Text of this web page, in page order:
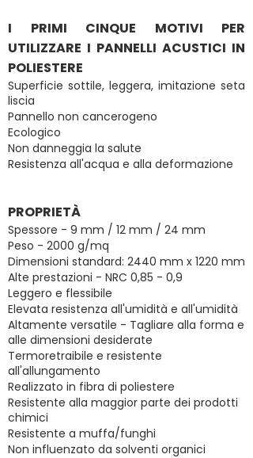
I PRIMI CINQUE MOTIVI PER
UTILIZZARE I PANNELLI ACUSTICI IN
POLIESTERE
Superficie sottile, leggera, imitazione seta
liscia
Pannello non cancerogeno
Ecologico
Non danneggia la salute
Resistenza all'acqua e alla deformazione
PROPRIETÀ
Spessore - 9 mm / 12 mm / 24 mm
Peso - 2000 g/mq
Dimensioni standard: 2440 mm x 1220 mm
Alte prestazioni - NRC 0,85 - 0,9
Leggero e flessibile
Elevata resistenza all'umidità e all'umidità
Altamente versatile - Tagliare alla forma e
alle dimensioni desiderate
Termoretraibile e resistente
all'allungamento
Realizzato in fibra di poliestere
Resistente alla maggior parte dei prodotti
chimici
Resistente a muffa/funghi
Non influenzato da solventi organici